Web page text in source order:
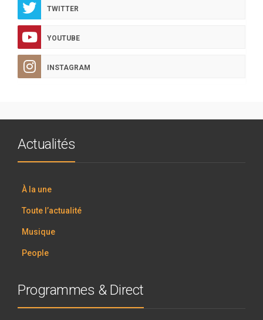
TWITTER
YOUTUBE
INSTAGRAM
Actualités
À la une
Toute l’actualité
Musique
People
Programmes & Direct